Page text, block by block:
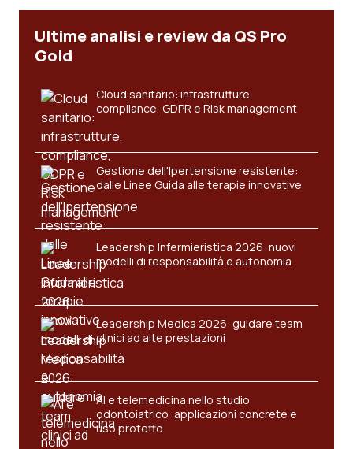
Ultime analisi e review da QS Pro
Gold
Cloud sanitario: infrastrutture,
compliance, GDPR e Risk management
Gestione dell'Ipertensione resistente:
dalle Linee Guida alle terapie innovative
Leadership Infermieristica 2026: nuovi
modelli di responsabilità e autonomia
Leadership Medica 2026: guidare team
clinici ad alte prestazioni
AI e telemedicina nello studio
odontoiatrico: applicazioni concrete e
uso protetto